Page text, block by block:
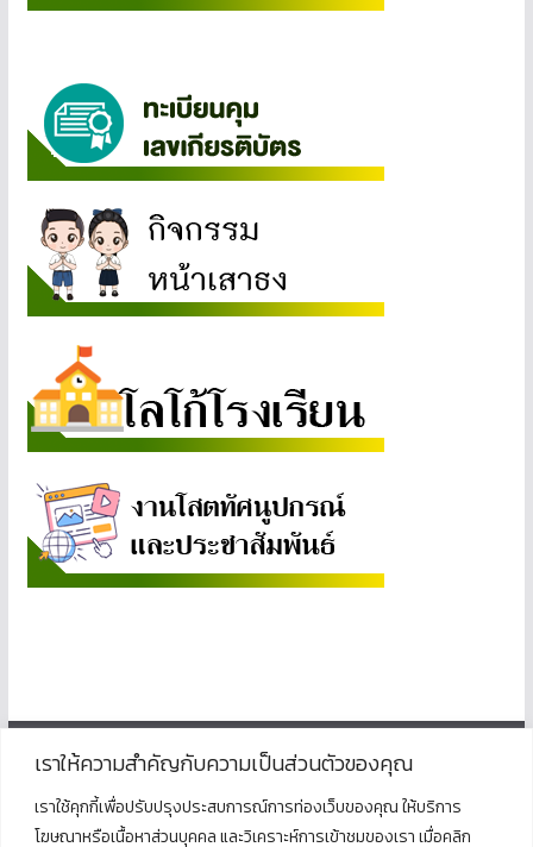
เราให้ความสำคัญกับความเป็นส่วนตัวของคุณ
เราใช้คุกกี้เพื่อปรับปรุงประสบการณ์การท่องเว็บของคุณ ให้บริการ
โฆษณาหรือเนื้อหาส่วนบุคคล และวิเคราะห์การเข้าชมของเรา เมื่อคลิก